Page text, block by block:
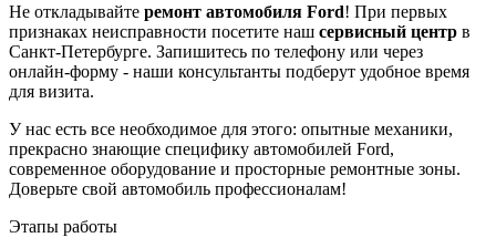
Не откладывайте ремонт автомобиля Ford! При первых
признаках неисправности посетите наш сервисный центр в
Санкт-Петербурге. Запишитесь по телефону или через
онлайн-форму - наши консультанты подберут удобное время
для визита.
У нас есть все необходимое для этого: опытные механики,
прекрасно знающие специфику автомобилей Ford,
современное оборудование и просторные ремонтные зоны.
Доверьте свой автомобиль профессионалам!
Этапы работы